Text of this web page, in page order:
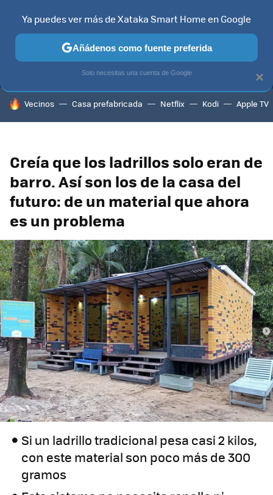
MENÚ NUEVO
CONTENIDOS SMART TV
HOY SE HABLA DE
Vecinos Casa prefabricada Netflix Kodi Apple TV
Creía que los ladrillos solo eran de
barro. Así son los de la casa del
futuro: de un material que ahora
es un problema
Si un ladrillo tradicional pesa casi 2 kilos,
con este material son poco más de 300
gramos
×
Ya puedes ver más de Xataka Smart Home en Google
Añádenos como fuente preferida
Solo necesitas una cuenta de Google